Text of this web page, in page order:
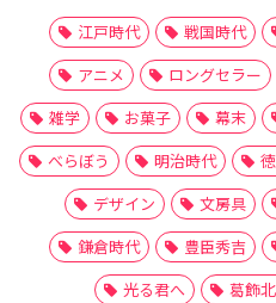
江戸時代 戦国時代
アニメ
ロングセラー
雑学
お菓子 幕末
べらぼう
明治時代
デザイン
文房具
鎌倉時代
豊臣秀吉
光る君へ
葛飾